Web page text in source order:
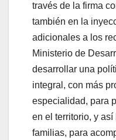
través de la firma
también en la
adicionales a los
Ministerio de
desarrollar una
integral, con más
especialidad, para
en el territorio, y
familias, para